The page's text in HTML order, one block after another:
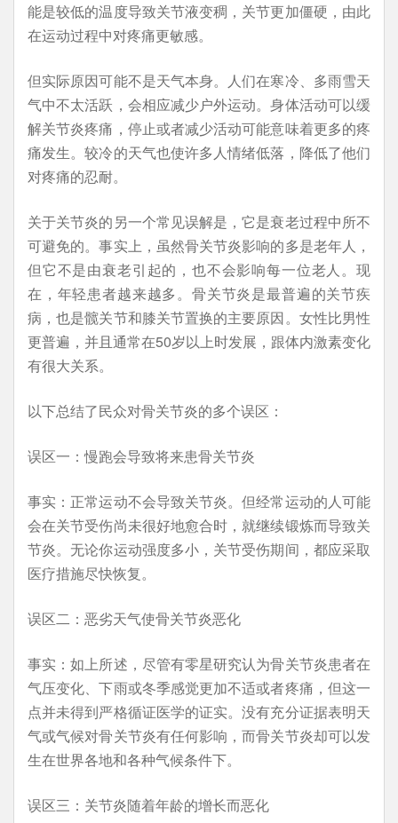
能是较低的温度导致关节液变稠，关节更加僵硬，由此
在运动过程中对疼痛更敏感。
但实际原因可能不是天气本身。人们在寒冷、多雨雪天
气中不太活跃，会相应减少户外运动。身体活动可以缓
解关节炎疼痛，停止或者减少活动可能意味着更多的疼
痛发生。较冷的天气也使许多人情绪低落，降低了他们
对疼痛的忍耐。
关于关节炎的另一个常见误解是，它是衰老过程中所不
可避免的。事实上，虽然骨关节炎影响的多是老年人，
但它不是由衰老引起的，也不会影响每一位老人。现
在，年轻患者越来越多。骨关节炎是最普遍的关节疾
病，也是髋关节和膝关节置换的主要原因。女性比男性
更普遍，并且通常在50岁以上时发展，跟体内激素变化
有很大关系。
以下总结了民众对骨关节炎的多个误区：
误区一：慢跑会导致将来患骨关节炎
事实：正常运动不会导致关节炎。但经常运动的人可能
会在关节受伤尚未很好地愈合时，就继续锻炼而导致关
节炎。无论你运动强度多小，关节受伤期间，都应采取
医疗措施尽快恢复。
误区二：恶劣天气使骨关节炎恶化
事实：如上所述，尽管有零星研究认为骨关节炎患者在
气压变化、下雨或冬季感觉更加不适或者疼痛，但这一
点并未得到严格循证医学的证实。没有充分证据表明天
气或气候对骨关节炎有任何影响，而骨关节炎却可以发
生在世界各地和各种气候条件下。
误区三：关节炎随着年龄的增长而恶化